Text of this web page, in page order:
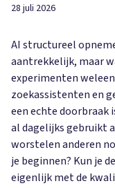
28 juli 2026
AI structureel
aantrekkelijk, maar
experimenten
zoekassistenten en
een echte doorbraak
al dagelijks gebruikt
worstelen anderen
je beginnen? Kun je
eigenlijk met de